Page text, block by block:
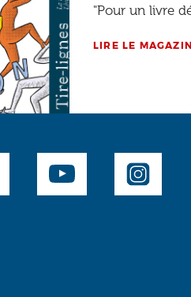
"Pour un livre
LIRE LE